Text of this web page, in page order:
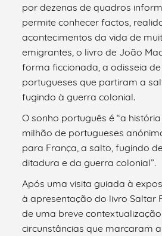
por dezenas de quadros
permite conhecer factos,
acontecimentos da vida de
emigrantes, o livro de João
forma ficcionada, a odisseia
portugueses que partiram a
fugindo à guerra colonial.
O sonho português é “a
milhão de portugueses
para França, a salto, fugindo
ditadura e da guerra colonial”.
Após uma visita guiada à
à apresentação do livro Saltar
de uma breve
circunstâncias que marcaram